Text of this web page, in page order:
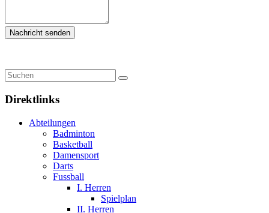
Direktlinks
Abteilungen
Badminton
Basketball
Damensport
Darts
Fussball
I. Herren
Spielplan
II. Herren